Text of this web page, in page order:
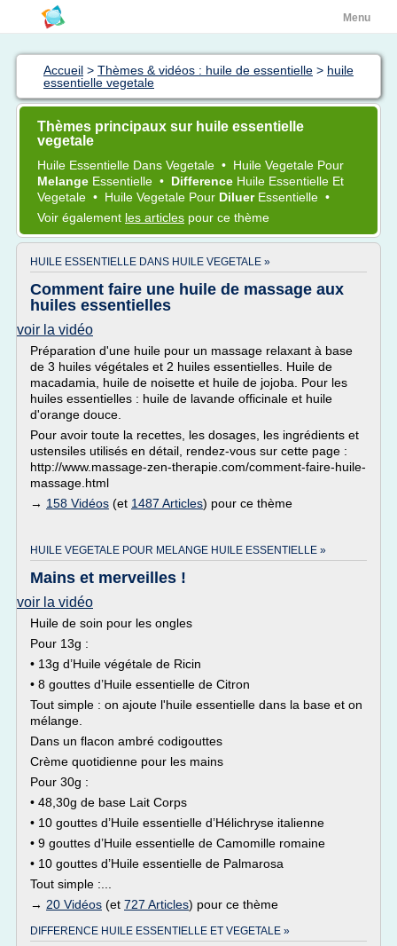
Menu
Accueil > Thèmes & vidéos : huile de essentielle > huile
essentielle vegetale
Thèmes principaux sur huile essentielle
vegetale
Huile Essentielle Dans Vegetale • Huile Vegetale Pour
Melange Essentielle • Difference Huile Essentielle Et
Vegetale • Huile Vegetale Pour Diluer Essentielle •
Voir également les articles pour ce thème
HUILE ESSENTIELLE DANS HUILE VEGETALE »
Comment faire une huile de massage aux
huiles essentielles
voir la vidéo
Préparation d'une huile pour un massage relaxant à base
de 3 huiles végétales et 2 huiles essentielles. Huile de
macadamia, huile de noisette et huile de jojoba. Pour les
huiles essentielles : huile de lavande officinale et huile
d'orange douce.
Pour avoir toute la recettes, les dosages, les ingrédients et
ustensiles utilisés en détail, rendez-vous sur cette page :
http://www.massage-zen-therapie.com/comment-faire-huile-
massage.html
→ 158 Vidéos (et 1487 Articles) pour ce thème
HUILE VEGETALE POUR MELANGE HUILE ESSENTIELLE »
Mains et merveilles !
voir la vidéo
Huile de soin pour les ongles
Pour 13g :
• 13g d’Huile végétale de Ricin
• 8 gouttes d’Huile essentielle de Citron
Tout simple : on ajoute l'huile essentielle dans la base et on
mélange.
Dans un flacon ambré codigouttes
Crème quotidienne pour les mains
Pour 30g :
• 48,30g de base Lait Corps
• 10 gouttes d’Huile essentielle d’Hélichryse italienne
• 9 gouttes d’Huile essentielle de Camomille romaine
• 10 gouttes d’Huile essentielle de Palmarosa
Tout simple :...
→ 20 Vidéos (et 727 Articles) pour ce thème
DIFFERENCE HUILE ESSENTIELLE ET VEGETALE »